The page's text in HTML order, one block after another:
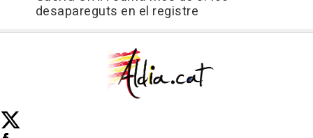
desapareguts en el registre